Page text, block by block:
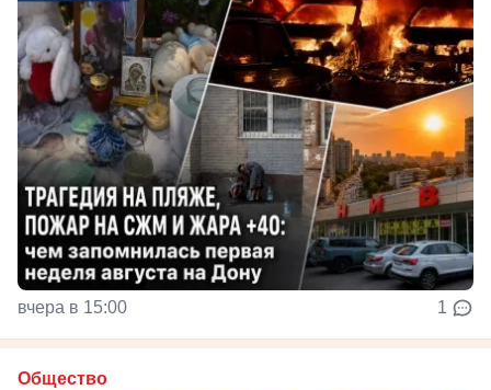
вчера в 15:00 1
Общество